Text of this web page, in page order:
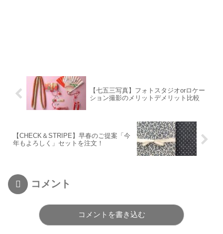
【七五三写真】フォトスタジオorロケー
ション撮影のメリットデメリット比較
【CHECK＆STRIPE】早春のご提案「今
年もよろしく」セットを注文！
コメント
コメントを書き込む